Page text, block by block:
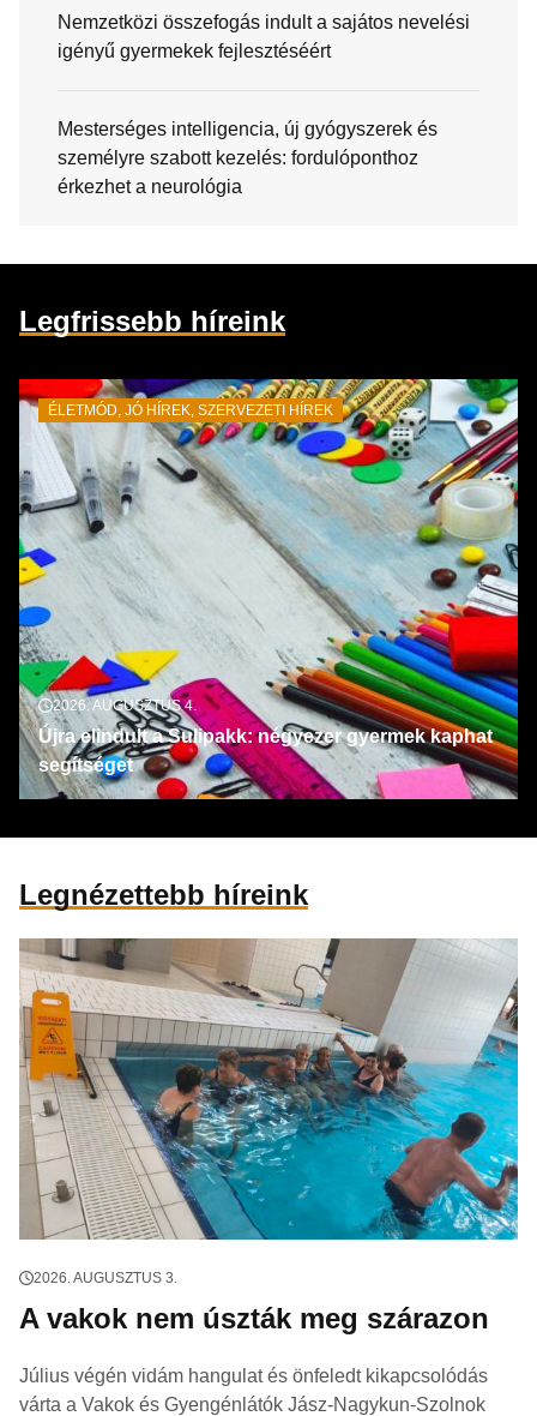
Nemzetközi összefogás indult a sajátos nevelési
igényű gyermekek fejlesztéséért
Mesterséges intelligencia, új gyógyszerek és
személyre szabott kezelés: fordulóponthoz
érkezhet a neurológia
Legfrissebb híreink
ÉLETMÓD JÓ HÍREK SZERVEZETI HÍREK
2026. AUGUSZTUS 4.
Újra elindult a Sulipakk: négyezer gyermek kaphat
segítséget
Legnézettebb híreink
2026. AUGUSZTUS 3.
A vakok nem úszták meg szárazon
Július végén vidám hangulat és önfeledt kikapcsolódás
várta a Vakok és Gyengénlátók Jász-Nagykun-Szolnok